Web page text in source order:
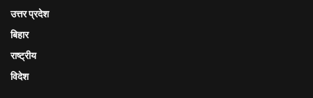
उत्तर प्रदेश
बिहार
राष्ट्रीय
विदेश